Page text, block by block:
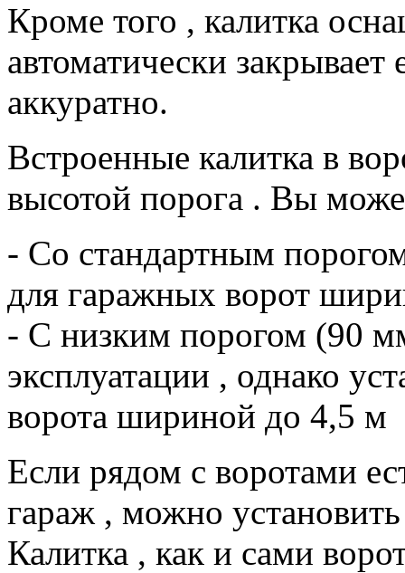
Кроме того , калитка
автоматически
аккуратно.
Встроенные калитка в
высотой порога . Вы
- Со стандартным
для гаражных ворот
- С низким порогом (90
эксплуатации , однако
ворота шириной до 4,5 м
Если рядом с воротами
гараж , можно
Калитка , как и сами